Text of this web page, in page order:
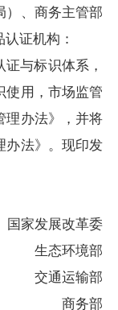
）、商务主管部
证机构：
与标识体系，
使用，市场监管
理办法》，并将
办法》。现印发
家发展改革委
生态环境部
交通运输部
商务部